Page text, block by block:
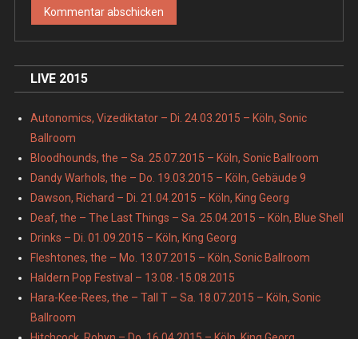
LIVE 2015
Autonomics, Vizediktator – Di. 24.03.2015 – Köln, Sonic
Ballroom
Bloodhounds, the – Sa. 25.07.2015 – Köln, Sonic Ballroom
Dandy Warhols, the – Do. 19.03.2015 – Köln, Gebäude 9
Dawson, Richard – Di. 21.04.2015 – Köln, King Georg
Deaf, the – The Last Things – Sa. 25.04.2015 – Köln, Blue Shell
Drinks – Di. 01.09.2015 – Köln, King Georg
Fleshtones, the – Mo. 13.07.2015 – Köln, Sonic Ballroom
Haldern Pop Festival – 13.08.-15.08.2015
Hara-Kee-Rees, the – Tall T – Sa. 18.07.2015 – Köln, Sonic
Ballroom